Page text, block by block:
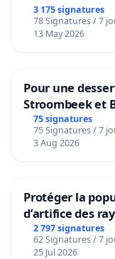
3 175 signatures
78 Signatures / 7
13 May 2026
Pour une
Stroombeek et
bediening van
Voor
75 signatures
75 Signatures / 7
3 Aug 2026
Protéger la
d’artifice des
2 797 signatures
62 Signatures / 7
25 Jul 2026